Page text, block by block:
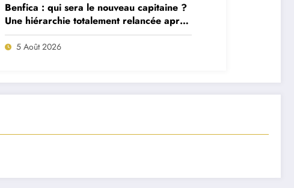
Benfica : qui sera le nouveau capitaine ?
Une hiérarchie totalement relancée après
deux départs majeurs
5 Août 2026